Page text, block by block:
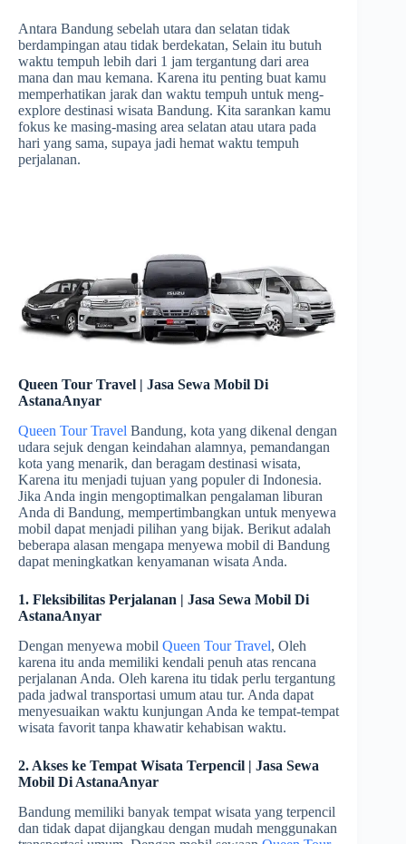
Antara Bandung sebelah utara dan selatan tidak
berdampingan atau tidak berdekatan, Selain itu butuh
waktu tempuh lebih dari 1 jam tergantung dari area
mana dan mau kemana. Karena itu penting buat kamu
memperhatikan jarak dan waktu tempuh untuk meng-
explore destinasi wisata Bandung. Kita sarankan kamu
fokus ke masing-masing area selatan atau utara pada
hari yang sama, supaya jadi hemat waktu tempuh
perjalanan.
Queen Tour Travel | Jasa Sewa Mobil Di
AstanaAnyar
Queen Tour Travel Bandung, kota yang dikenal dengan
udara sejuk dengan keindahan alamnya, pemandangan
kota yang menarik, dan beragam destinasi wisata,
Karena itu menjadi tujuan yang populer di Indonesia.
Jika Anda ingin mengoptimalkan pengalaman liburan
Anda di Bandung, mempertimbangkan untuk menyewa
mobil dapat menjadi pilihan yang bijak. Berikut adalah
beberapa alasan mengapa menyewa mobil di Bandung
dapat meningkatkan kenyamanan wisata Anda.
1. Fleksibilitas Perjalanan | Jasa Sewa Mobil Di
AstanaAnyar
Dengan menyewa mobil Queen Tour Travel, Oleh
karena itu anda memiliki kendali penuh atas rencana
perjalanan Anda. Oleh karena itu tidak perlu tergantung
pada jadwal transportasi umum atau tur. Anda dapat
menyesuaikan waktu kunjungan Anda ke tempat-tempat
wisata favorit tanpa khawatir kehabisan waktu.
2. Akses ke Tempat Wisata Terpencil | Jasa Sewa
Mobil Di AstanaAnyar
Bandung memiliki banyak tempat wisata yang terpencil
dan tidak dapat dijangkau dengan mudah menggunakan